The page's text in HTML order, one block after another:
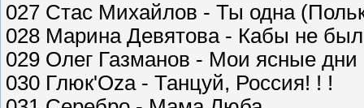
027 Стас Михайлов - Ты одна
028 Марина Девятова - Кабы не
029 Олег Газманов - Мои ясные дни
030 Глюк'Oza - Танцуй, Россия! ! !